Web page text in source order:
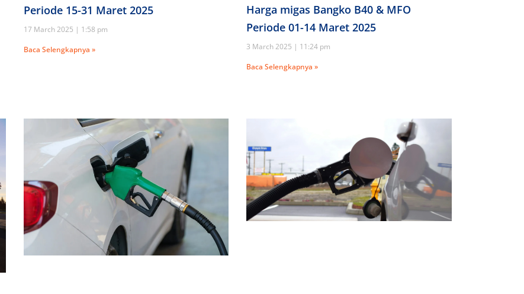
Periode 15-31 Maret 2025
17 March 2025
1:58 pm
Baca Selengkapnya »
Harga migas Bangko B40 & MFO
Periode 01-14 Maret 2025
3 March 2025
11:24 pm
Baca Selengkapnya »